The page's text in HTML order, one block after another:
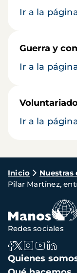
Ir a la
Guerra y
Ir a la
Ir a la
Ruta
de
navegación
Inicio Nuestras
Pilar Martínez,
Navegación
principal
Quienes
Redes sociales